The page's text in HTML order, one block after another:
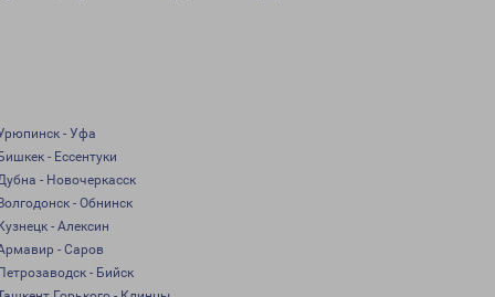
- Уфа
- Ессентуки
- Новочеркасск
- Обнинск
- Алексин
- Саров
- Бийск